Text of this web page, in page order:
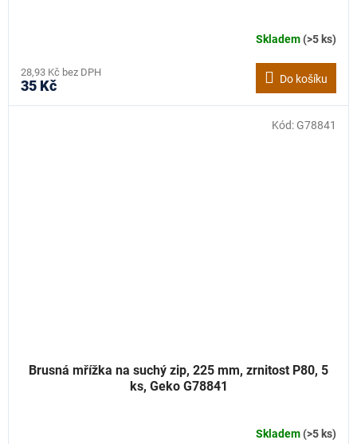
Skladem(>5 ks)
28,93 Kč bez DPH
35 Kč Do košíku
Brusná mřížka na suchý zip, 225 mm, zrnitost P80, 5
ks, Geko G78841
Skladem(>5 ks)
Kód: G78841